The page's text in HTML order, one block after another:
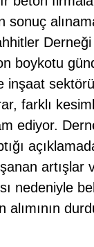
sonuç
Derneği
boykotu
inşaat
farklı
ediyor.
artışlar
nedeniyle
alımının